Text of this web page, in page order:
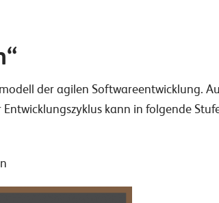
der agilen Softwareentwicklung.
kann in folgende